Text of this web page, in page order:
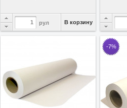
рул В корзину
-7%